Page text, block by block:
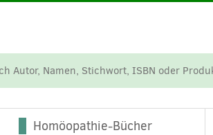
Homöopathie-Bücher